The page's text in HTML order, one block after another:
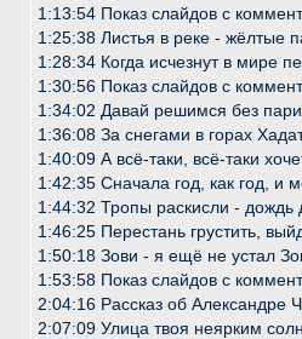
1:13:54 Показ слайдов с
1:25:38 Листья в реке - жёлтые
1:28:34 Когда исчезнут в мире
1:30:56 Показ слайдов с
1:34:02 Давай решимся без
1:36:08 За снегами в горах
1:40:09 А всё-таки, всё-таки
1:42:35 Сначала год, как год, и
1:44:32 Тропы раскисли - дождь
1:46:25 Перестань грустить,
1:50:18 Зови - я ещё не устал
1:53:58 Показ слайдов с
2:04:16 Рассказ об Александре
2:07:09 Улица твоя неярким